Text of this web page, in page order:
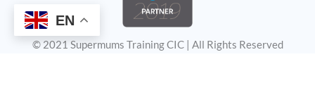
© 2021 Supermums Training CIC | All Rights Reserved
EN